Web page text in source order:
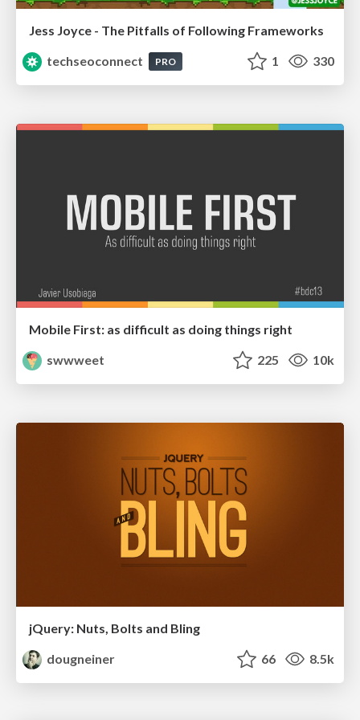
Jess Joyce - The Pitfalls of Following Frameworks
techseoconnect
PRO 1 330
Mobile First: as difficult as doing things right
swwweet
225 10k
jQuery: Nuts, Bolts and Bling
dougneiner
66 8.5k